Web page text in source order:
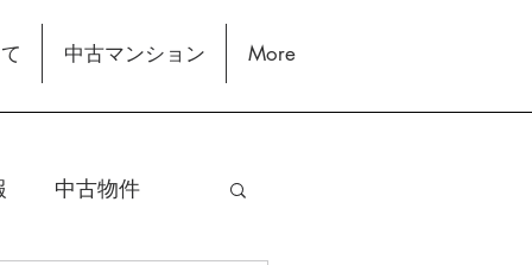
中古マンション More
中古物件